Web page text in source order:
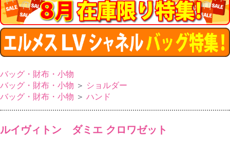
バッグ・財布・小物
バッグ・財布・小物 ＞ ショルダー
バッグ・財布・小物 ＞ ハンド
ルイヴィトン ダミエ クロワゼット